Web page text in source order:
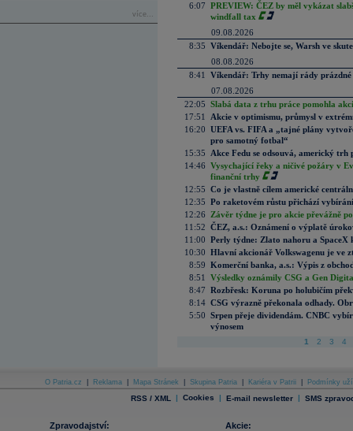
více...
6:07 PREVIEW: ČEZ by měl vykázat
windfall tax
09.08.2026
8:35 Víkendář: Nebojte se, Warsh ve
08.08.2026
8:41
Víkendář: Trhy nemají rády prázdné
07.08.2026
22:05 Slabá data z trhu práce pomohla
17:51
Akcie v optimismu, průmysl v
16:20 UEFA vs. FIFA a „tajné plány
pro samotný fotbal“
15:35
Akce Fedu se odsouvá, americký
14:46 Vysychající řeky a ničivé požáry v
finanční trhy
12:55 Co je vlastně cílem americké
12:35 Po raketovém růstu přichází
12:26
Závěr týdne je pro akcie převážně
11:52 ČEZ, a.s.: Oznámení o výplatě
11:00 Perly týdne: Zlato nahoru a SpaceX
10:30 Hlavní akcionář Volkswagenu je ve
8:59 Komerční banka, a.s.: Výpis z
8:51
Výsledky oznámily CSG a Gen
8:47 Rozbřesk: Koruna po holubičím
8:14 CSG výrazně překonala odhady.
5:50 Srpen přeje dividendám. CNBC
výnosem
1 2 3 4
O Patria.cz Reklama Mapa Stránek Skupina Patria Kariéra v Patrii Podmínky
RSS / XML | Cookies | E-mail newsletter | SMS
Zpravodajství:
Akcie: